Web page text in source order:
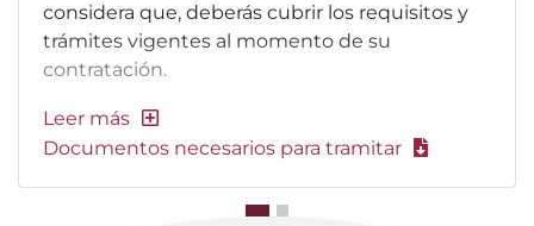
considera que, deberás cubrir los requisitos y
trámites vigentes al momento de su
contratación.
Documentos necesarios para tramitar